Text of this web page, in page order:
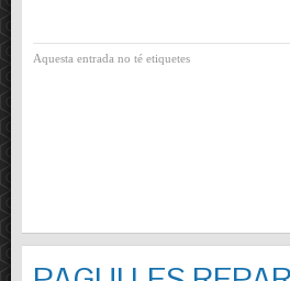
Aquesta entrada no té etiquetes